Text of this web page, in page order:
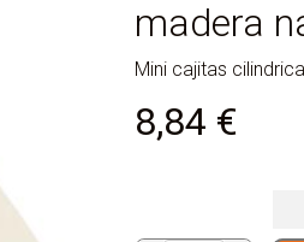
madera
Mini cajitas
8,84 €